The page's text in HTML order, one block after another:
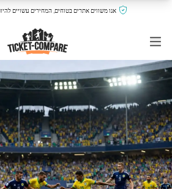
אנו משווים אתרים בטוחים, המחירים עשויים